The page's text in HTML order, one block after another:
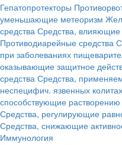
Гепатопротекторы
уменьшающие метеоризм
средства Средства,
Противодиарейные средства
при заболеваниях
оказывающие защитное
средства Средства,
неспецифич. язвенных колитах
способствующие
Средства, регулирующие
Средства, снижающие
Иммунология